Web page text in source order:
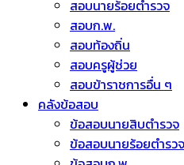
สอบนายร้อยตำรวจ
สอบก.พ.
สอบท้องถิ่น
สอบครูผู้ช่วย
สอบข้าราชการอื่น ๆ
คลังข้อสอบ
ข้อสอบนายสิบตำรวจ
ข้อสอบนายร้อยตำรวจ